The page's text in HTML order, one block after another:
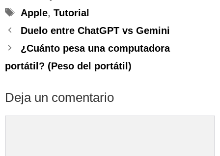
Etiquetas
Apple, Tutorial
Duelo entre ChatGPT vs Gemini
¿Cuánto pesa una computadora
portátil? (Peso del portátil)
Deja un comentario